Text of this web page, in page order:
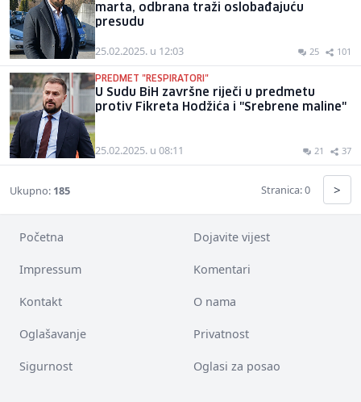
marta, odbrana traži oslobađajuću
presudu
25.02.2025. u 12:03 25 101
PREDMET "RESPIRATORI"
U Sudu BiH završne riječi u predmetu
protiv Fikreta Hodžića i "Srebrene maline"
25.02.2025. u 08:11 21 37
Ukupno: 185 Stranica: 0 >
Početna Dojavite vijest
Impressum Komentari
Kontakt O nama
Oglašavanje Privatnost
Sigurnost Oglasi za posao